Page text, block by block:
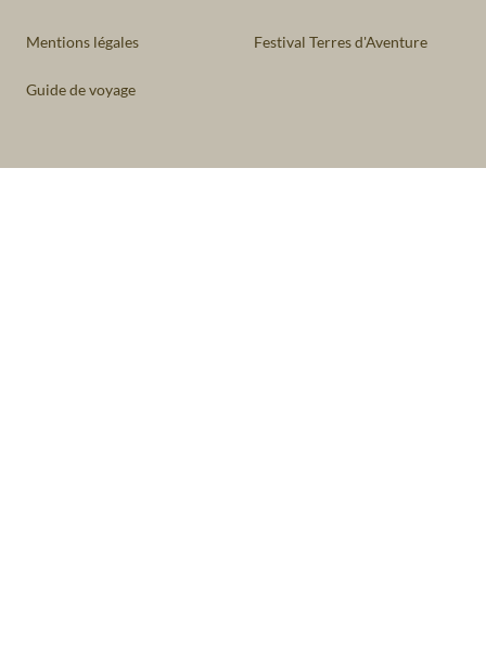
Mentions légales Festival Terres d'Aventure
Guide de voyage